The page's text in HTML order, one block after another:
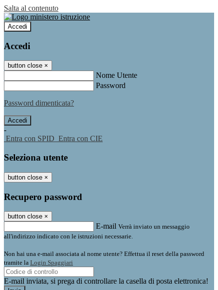
Salta al contenuto
Accedi
Accedi
button close ×
Nome Utente
Password
Password dimenticata?
-
Entra con SPID Entra con CIE
Seleziona utente
button close ×
Recupero password
button close ×
E-mail Verrà inviato un messaggio
all'indirizzo indicato con le istruzioni necessarie.
Non hai una e-mail associata al nome utente? Effettua il reset della password
tramite la Login Spaggiari
E-mail inviata, si prega di controllare la casella di posta elettronica!